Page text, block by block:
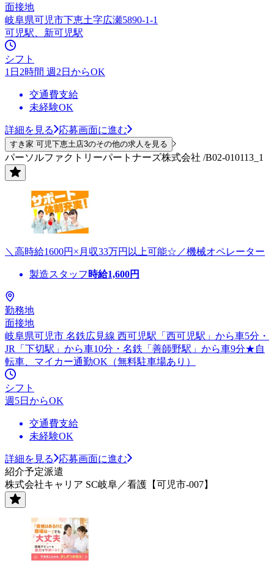
面接地
岐阜県可児市下恵土字広瀬5890-1-1
可児駅、新可児駅
シフト
1日2時間 週2日からOK
交通費支給
未経験OK
詳細を見る 応募画面に進む
すき家 可児下恵土店3のその他の求人を見る
パーソルファクトリーパートナーズ株式会社 /B02-010113_1
＼高時給1600円×月収33万円以上可能☆／機械オペレーター
製造スタッフ 時給1,600円
勤務地
面接地
岐阜県可児市 名鉄広見線 西可児駅「西可児駅」から車5分・
JR「下切駅」から車10分・名鉄「善師野駅」から車9分★自
転車、マイカー通勤OK（無料駐車場あり）
シフト
週5日からOK
交通費支給
未経験OK
詳細を見る
応募画面に進む
紹介予定派遣
株式会社キャリア SC岐阜／看護【可児市-007】